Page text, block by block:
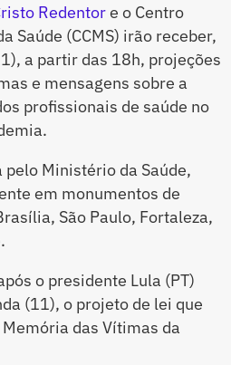
Redentore o Centro
Saúde (CCMS) irão receber,
a partir das 18h, projeções
e mensagens sobre a
profissionais de saúde no
Ministério da Saúde,
em monumentos de
São Paulo, Fortaleza,
o presidente Lula (PT)
(11), o projeto de lei que
das Vítimas da